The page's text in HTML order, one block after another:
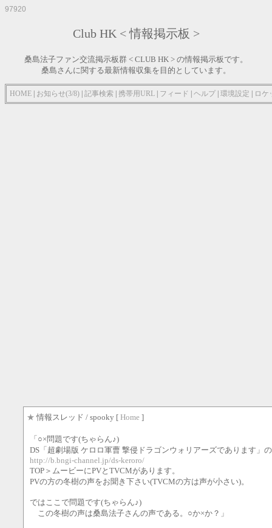
97920
Club HK < 情報掲示板 >
桑島法子ファン交流掲示板群 < CLUB HK > の情報掲示板です。
桑島さんに関する最新情報収集を目的としています。
HOME お知らせ(3/8) 記事検索 携帯用URL フィード ヘルプ 環境設定 ロケ
★ 情報スレッド / spooky [ Home ]
「○×問題です(ちゃらん♪)
DS「超劇場版 ケロロ軍曹 撃侵ドラゴンウォリアーズであります」
http://b.bngi-channel.jp/ds-keroro/
TOP＞ムービーにPVとTVCMがあります。
PVの方の冬樹の声をお聞き下さい(TVCMの方は声が小さい)。
ではここで問題です(ちゃらん♪)
この冬樹の声は桑島法子さんの声である。○か×か？」